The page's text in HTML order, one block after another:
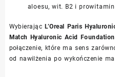
aloesu, wit. B2 i
Wybierając L’Oreal Paris
Match Hyaluronic Acid
połączenie, które ma sens
od nawilżenia po wykończenie